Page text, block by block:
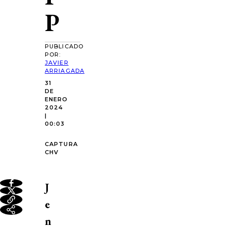
P
PUBLICADO
POR:
JAVIER
ARRIAGADA
31
DE
ENERO
2024
|
00:03
CAPTURA
CHV
J
e
n